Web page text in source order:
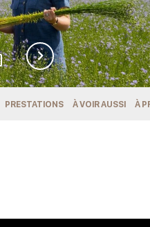
PRESTATIONS À VOIR AUSSI À